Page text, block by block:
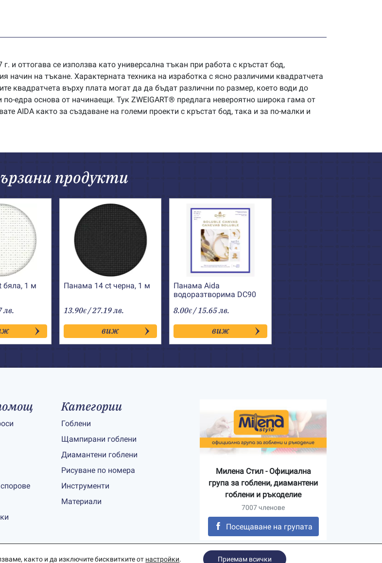
и оттогава се използва като универсална тъкан при работа с кръстат бод,
начин на тъкане. Характерната техника на изработка с ясно различими квадратчета
квадратчета върху плата могат да да бъдат различни по размер, което води до
едра основа от начинаещи. Тук ZWEIGART® предлага невероятно широка гама от
AIDA както за създаване на големи проекти с кръстат бод, така и за по-малки и
продукти
бяла, 1 м
лв.
Панама 14 ct черна, 1 м
13.90€ / 27.19 лв.
виж
Панама Aida
водоразтворима DC90
8.00€ / 15.65 лв.
виж
Категории
Гоблени
Щампирани гоблени
Диамантени гоблени
Рисуване по номера
Инструменти
Материали
Милена Стил - Официална
група за гоблени, диамантени
гоблени и ръкоделие
7007 членове
Посещаване на групата
както и да изключите бисквитките от настройки. Приемам всички